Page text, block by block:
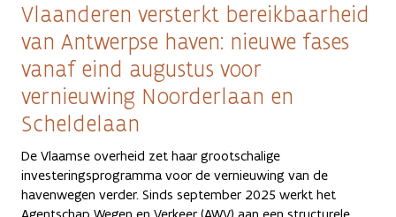
Vlaanderen versterkt bereikbaarheid
van Antwerpse haven: nieuwe fases
vanaf eind augustus voor
vernieuwing Noorderlaan en
Scheldelaan
De Vlaamse overheid zet haar grootschalige
investeringsprogramma voor de vernieuwing van de
havenwegen verder. Sinds september 2025 werkt het